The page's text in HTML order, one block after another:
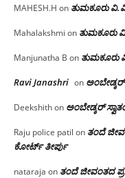
MAHESH.H on ತುಮಕೂರು‌
Mahalakshmi on ತುಮಕೂರು‌
Manjunatha B on ತುಮಕೂರು‌
Ravi Janashri on ಅಂಬೇಡ್ಕರ್
Deekshithon ಅಂಬೇಡ್ಕರ್
Raju police patil on ತಂದೆ
ಕೋರ್ಟ್ ತೀರ್ಪು
nataraja on ತಂದೆ ಜೀವಂತದ